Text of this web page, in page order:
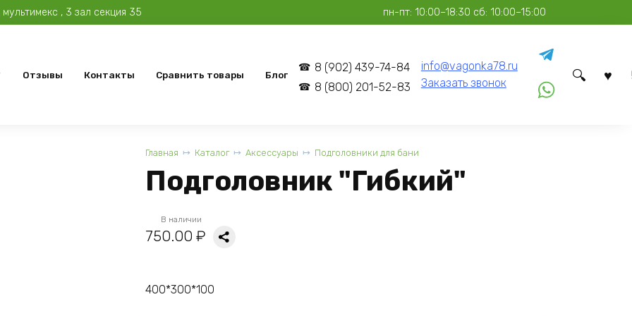
, 3 зал секция 35 пн-пт: 10:00–18:30 сб: 10:00–15:00
Отзывы Контакты Сравнить товары Блог
8 (902) 439-74-84
8 (800) 201-52-83
info@vagonka78.ru
Заказать звонок
Главная Каталог Аксессуары Подголовники для бани
Подголовник "Гибкий"
В наличии
750.00 ₽
400*300*100